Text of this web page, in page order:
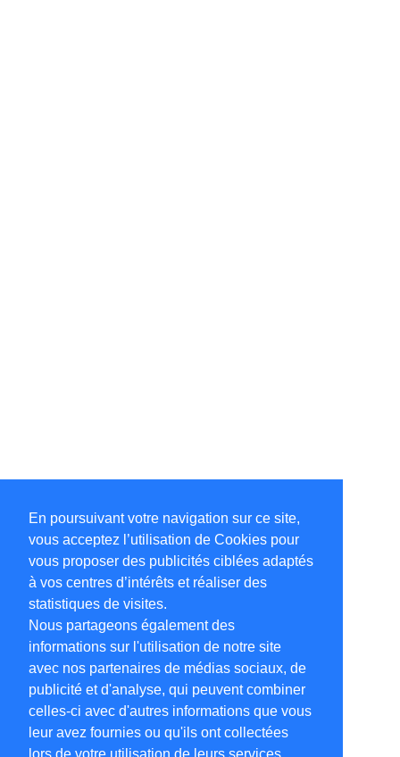
En poursuivant votre navigation sur ce site,
vous acceptez l’utilisation de Cookies pour
vous proposer des publicités ciblées adaptés
à vos centres d’intérêts et réaliser des
statistiques de visites.
Nous partageons également des
informations sur l'utilisation de notre site
avec nos partenaires de médias sociaux, de
publicité et d'analyse, qui peuvent combiner
celles-ci avec d'autres informations que vous
leur avez fournies ou qu'ils ont collectées